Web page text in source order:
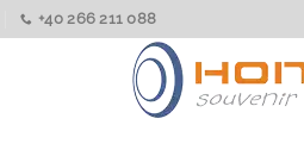
+40 266 211 088